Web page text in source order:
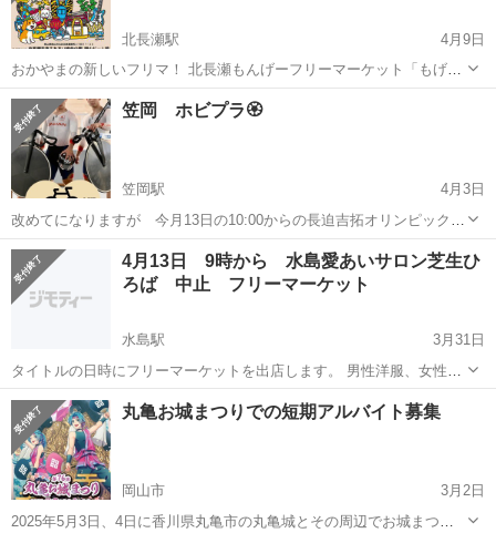
北長瀬駅
4月9日
おかやまの新しいフリマ！ 北長瀬もんげーフリーマーケット「もげ
マ」開催決定！！ 👯‍♀️\ 出店者様大募集 /👯‍♀️ ▪️開催日時：2025年4月27日
（日）8:00-13:00 ▪️開催場所：北長瀬未来ふれあ...
岡山 岡山市 北長瀬駅 フリーマーケット
笠岡 ホビプラ🏵️
笠岡駅
4月3日
改めてになりますが 今月13日の10:00からの長迫吉拓オリンピック自
転車競技代表主催ホビープランツフリークスに異種ながら参加させて
頂きます🌈 うちらMIZONKO倶楽部は クワガタ カブトの協賛 販
売 あと結構、鑑賞用の...
岡山 笠岡駅 フリーマーケット カブト
4月13日 9時から 水島愛あいサロン芝生ひ
ろば 中止 フリーマーケット
水島駅
3月31日
タイトルの日時にフリーマーケットを出店します。 男性洋服、女性洋
服、雑貨など、色々な物を出店しますので、お時間ある方はお越し下
さい。 区画などの詳しい場所は、当日に、お知らせしますので、ご興
味ある方は、お気に入りに入れといて...
岡山 倉敷市 水島駅 フリーマーケット サロン
丸亀お城まつりでの短期アルバイト募集
岡山市
3月2日
2025年5月3日、4日に香川県丸亀市の丸亀城とその周辺でお城まつり